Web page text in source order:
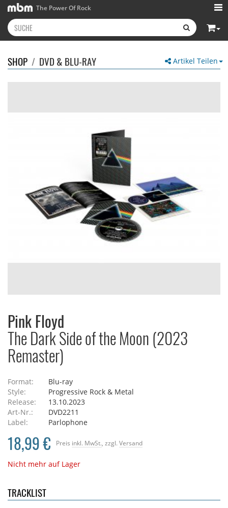
The Power Of Rock
Artikel Teilen
SHOP / DVD & BLU-RAY
Pink Floyd
The Dark Side of the Moon (2023
Remaster)
Format:
Blu-ray
Style:
Progressive Rock & Metal
Release:
13.10.2023
Art-Nr.:
DVD2211
Label:
Parlophone
Preis inkl. MwSt. , zzgl. Versand
18,99 €
Nicht mehr auf Lager
TRACKLIST